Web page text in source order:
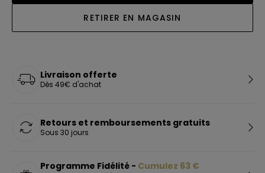
RETIRER EN MAGASIN
Livraison offerte
Dès 49€ d'achat
Retours et remboursements gratuits
Sous 30 jours
Programme Fidélité - Cumulez 63 €